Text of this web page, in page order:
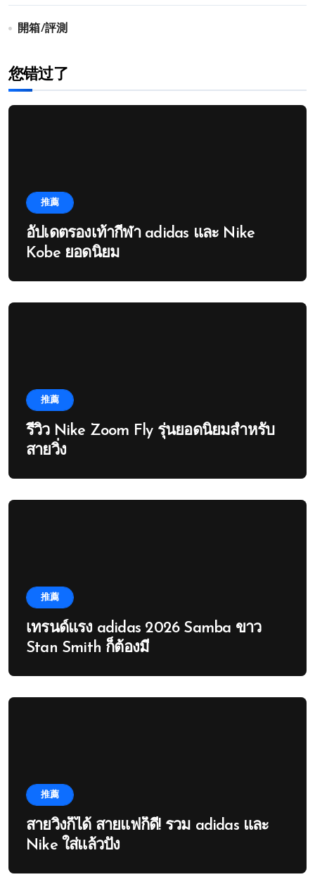
開箱/評測
您错过了
推薦
อัปเดตรองเท้ากีฬา adidas และ Nike
Kobe ยอดนิยม
推薦
รีวิว Nike Zoom Fly รุ่นยอดนิยมสำหรับ
สายวิ่ง
推薦
เทรนด์แรง adidas 2026 Samba ขาว
Stan Smith ก็ต้องมี
推薦
สายวิ่งก็ได้ สายแฟก็ดี! รวม adidas และ
Nike ใส่แล้วปัง